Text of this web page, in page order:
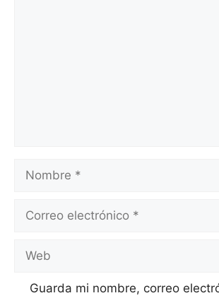
Guarda mi nombre, correo